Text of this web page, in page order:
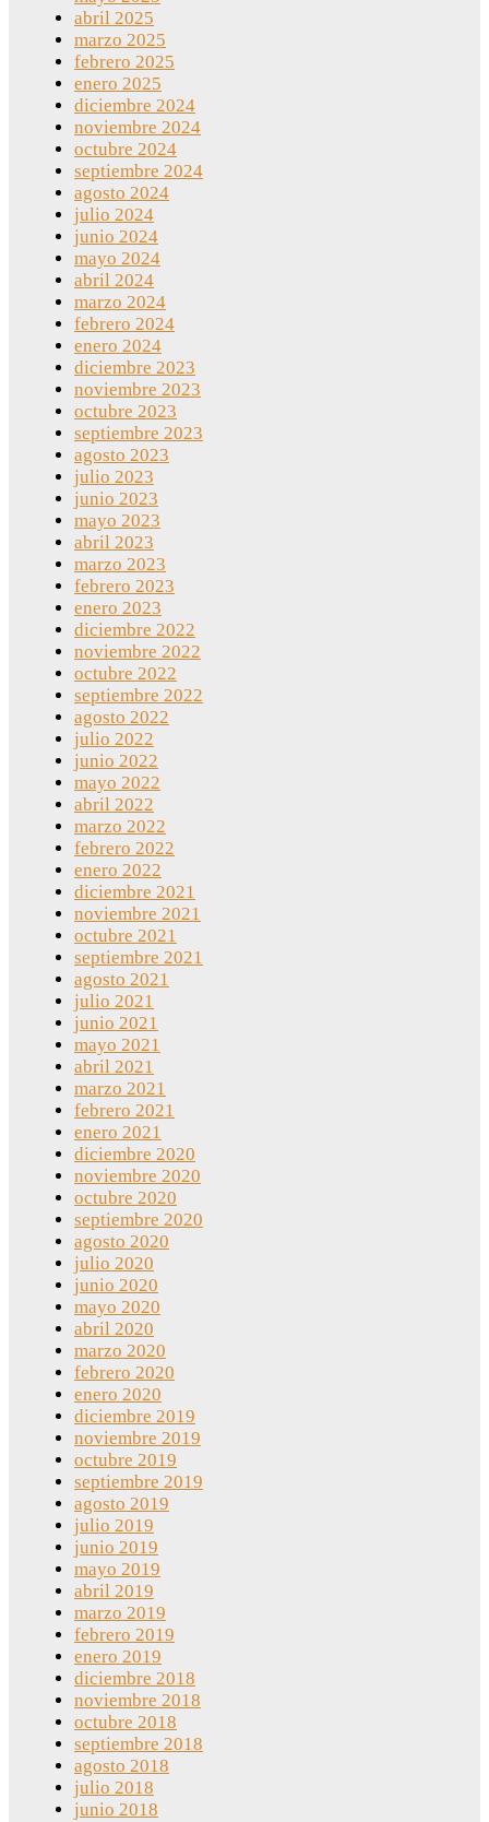
abril 2025
marzo 2025
febrero 2025
enero 2025
diciembre 2024
noviembre 2024
octubre 2024
septiembre 2024
agosto 2024
julio 2024
junio 2024
mayo 2024
abril 2024
marzo 2024
febrero 2024
enero 2024
diciembre 2023
noviembre 2023
octubre 2023
septiembre 2023
agosto 2023
julio 2023
junio 2023
mayo 2023
abril 2023
marzo 2023
febrero 2023
enero 2023
diciembre 2022
noviembre 2022
octubre 2022
septiembre 2022
agosto 2022
julio 2022
junio 2022
mayo 2022
abril 2022
marzo 2022
febrero 2022
enero 2022
diciembre 2021
noviembre 2021
octubre 2021
septiembre 2021
agosto 2021
julio 2021
junio 2021
mayo 2021
abril 2021
marzo 2021
febrero 2021
enero 2021
diciembre 2020
noviembre 2020
octubre 2020
septiembre 2020
agosto 2020
julio 2020
junio 2020
mayo 2020
abril 2020
marzo 2020
febrero 2020
enero 2020
diciembre 2019
noviembre 2019
octubre 2019
septiembre 2019
agosto 2019
julio 2019
junio 2019
mayo 2019
abril 2019
marzo 2019
febrero 2019
enero 2019
diciembre 2018
noviembre 2018
octubre 2018
septiembre 2018
agosto 2018
julio 2018
junio 2018